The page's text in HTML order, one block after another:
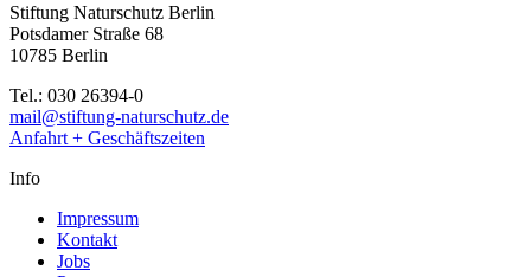
Stiftung Naturschutz Berlin
Potsdamer Straße 68
10785 Berlin
Tel.: 030 26394-0
mail@stiftung-naturschutz.de
Anfahrt + Geschäftszeiten
Info
Impressum
Kontakt
Jobs